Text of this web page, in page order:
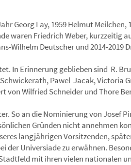
Georg Lay, 1959 Helmut Meilchen,
waren Friedrich Weber, kurzzeitig
Wilhelm Deutscher und 2014-2019
In Erinnerung geblieben sind R.
Pawel Jacak, Victoria
von Wilfried Schneider und Thore
So an die Nominierung von Josef
Gründen nicht annehmen
langjährigen Vorsitzenden,
der Universiade zu erwähnen.
mit ihren vielen nationalen